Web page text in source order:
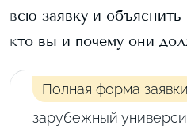
всю заявку и
кто вы и почему они
Полная форма заявки
зарубежный